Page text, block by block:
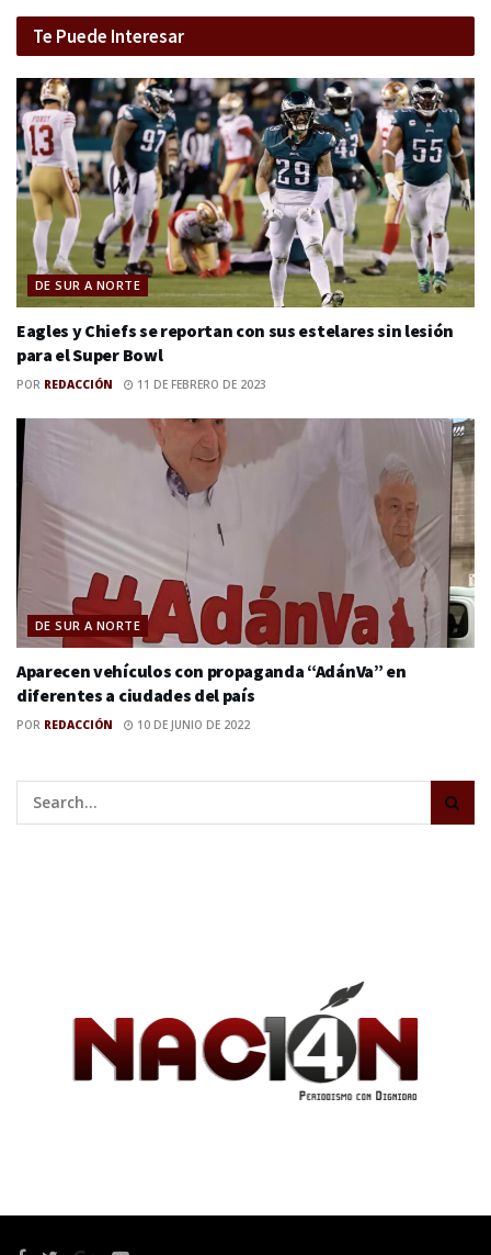
Te Puede Interesar
DE SUR A NORTE
Eagles y Chiefs se reportan con sus estelares sin lesión
para el Super Bowl
POR REDACCIÓN 11 DE FEBRERO DE 2023
DE SUR A NORTE
Aparecen vehículos con propaganda “AdánVa” en
diferentes a ciudades del país
POR REDACCIÓN 10 DE JUNIO DE 2022